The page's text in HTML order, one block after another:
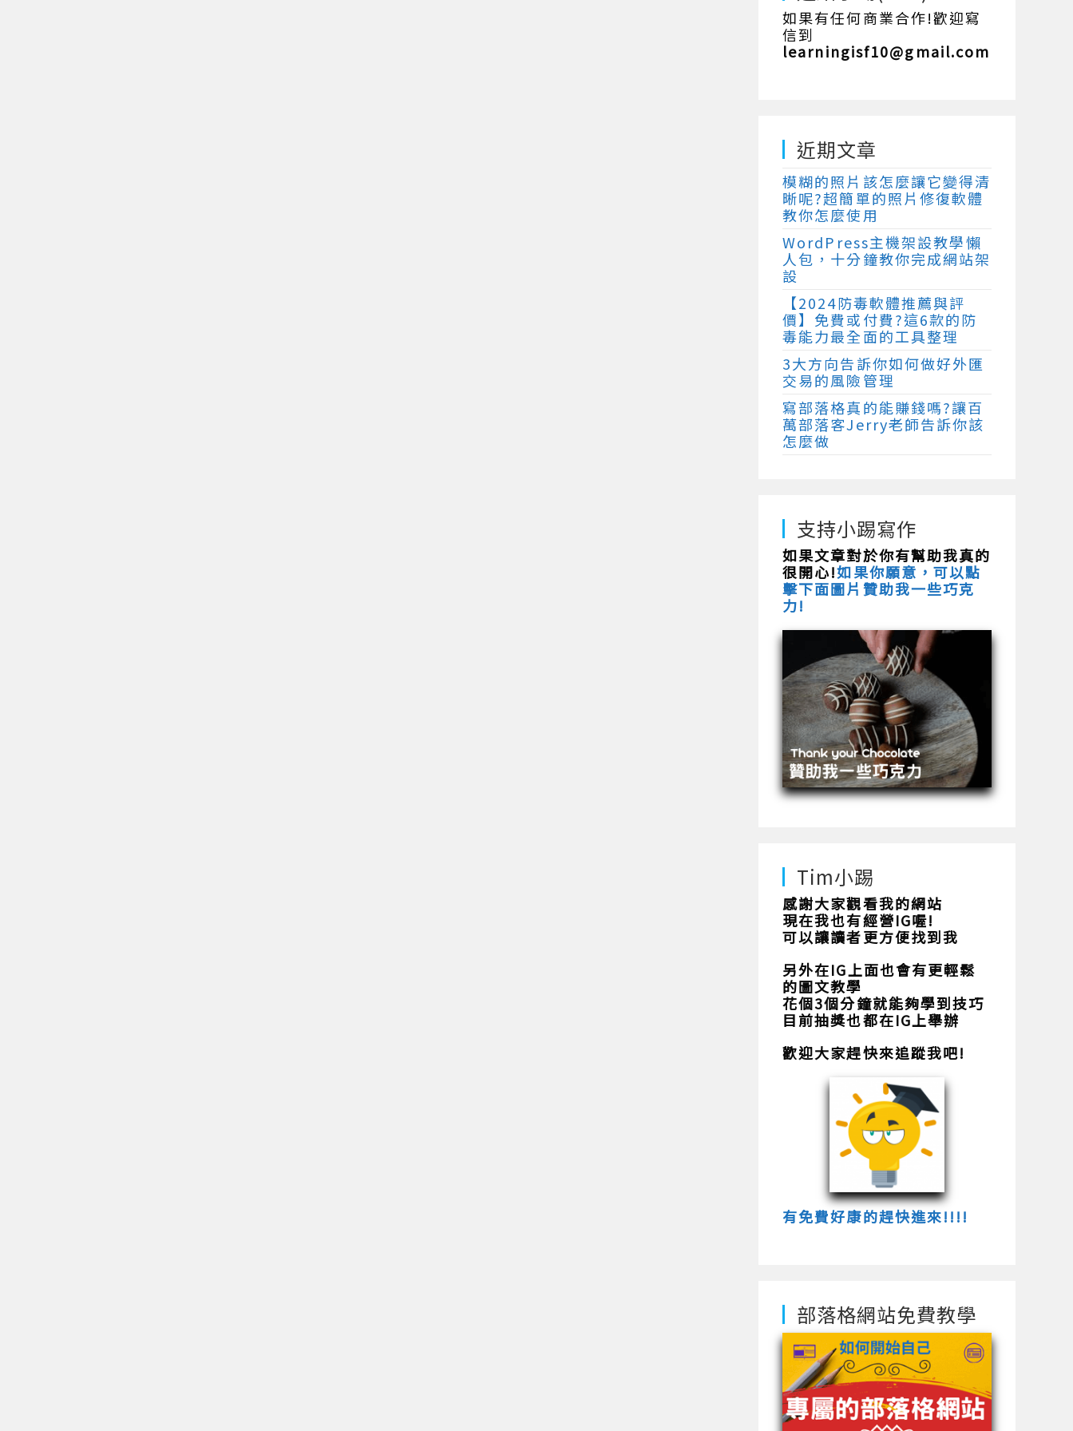
如果有任何商業合作!歡迎寫
信到
learningisf10@gmail.com
近期文章
模糊的照片該怎麼讓它變得清
晰呢?超簡單的照片修復軟體
教你怎麼使用
WordPress主機架設教學懶
人包，十分鐘教你完成網站架
設
【2024防毒軟體推薦與評
價】免費或付費?這6款的防
毒能力最全面的工具整理
3大方向告訴你如何做好外匯
交易的風險管理
寫部落格真的能賺錢嗎?讓百
萬部落客Jerry老師告訴你該
怎麼做
支持小踢寫作
如果文章對於你有幫助我真的
很開心!如果你願意，可以點
擊下面圖片贊助我一些巧克
力!
Tim小踢
感謝大家觀看我的網站
現在我也有經營IG喔!
可以讓讀者更方便找到我
另外在IG上面也會有更輕鬆
的圖文教學
花個3個分鐘就能夠學到技巧
目前抽獎也都在IG上舉辦
歡迎大家趕快來追蹤我吧!
有免費好康的趕快進來!!!!
部落格網站免費教學